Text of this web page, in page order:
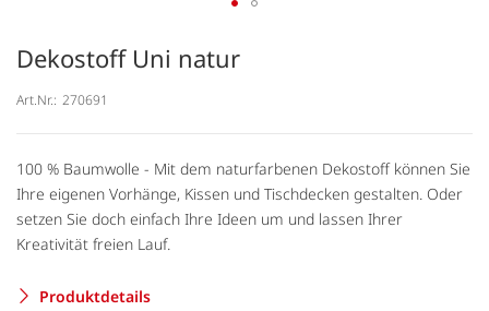
Dekostoff Uni natur
Art.Nr.: 270691
100 % Baumwolle - Mit dem naturfarbenen Dekostoff können Sie
Ihre eigenen Vorhänge, Kissen und Tischdecken gestalten. Oder
setzen Sie doch einfach Ihre Ideen um und lassen Ihrer
Kreativität freien Lauf.
Produktdetails